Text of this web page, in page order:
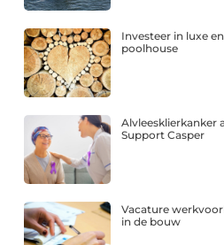
Investeer in luxe
poolhouse
Alvleesklierkanker
Support Casper
Vacature
in de bouw